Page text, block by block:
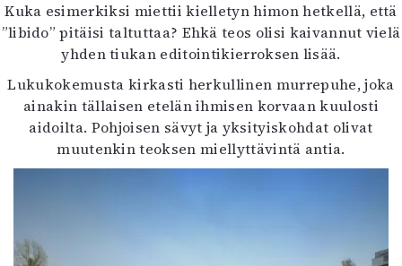
Kuka esimerkiksi miettii kielletyn himon hetkellä, että
”libido” pitäisi taltuttaa? Ehkä teos olisi kaivannut vielä
yhden tiukan editointikierroksen lisää.
Lukukokemusta kirkasti herkullinen murrepuhe, joka
ainakin tällaisen etelän ihmisen korvaan kuulosti
aidoilta. Pohjoisen sävyt ja yksityiskohdat olivat
muutenkin teoksen miellyttävintä antia.